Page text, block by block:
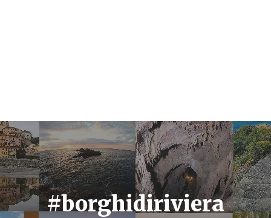
#borghidiriviera